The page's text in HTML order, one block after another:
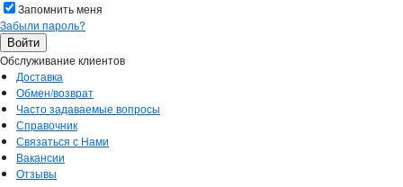
Запомнить меня
Забыли пароль?
Обслуживание клиентов
Доставка
Обмен/возврат
Часто задаваемые вопросы
Справочник
Связаться с Нами
Вакансии
Отзывы